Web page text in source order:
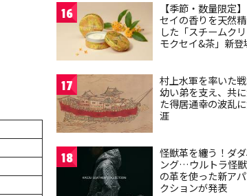
16
【季節・数量限定
セイの香りを天然
した「スチームク
モクセイ&茶」新登
17
村上水軍を率いた
幼い弟を支え、共
た得居通幸の波乱
涯
18
怪獣革を纏う！ダ
ング…ウルトラ怪
の革を使った新ア
クションが発表